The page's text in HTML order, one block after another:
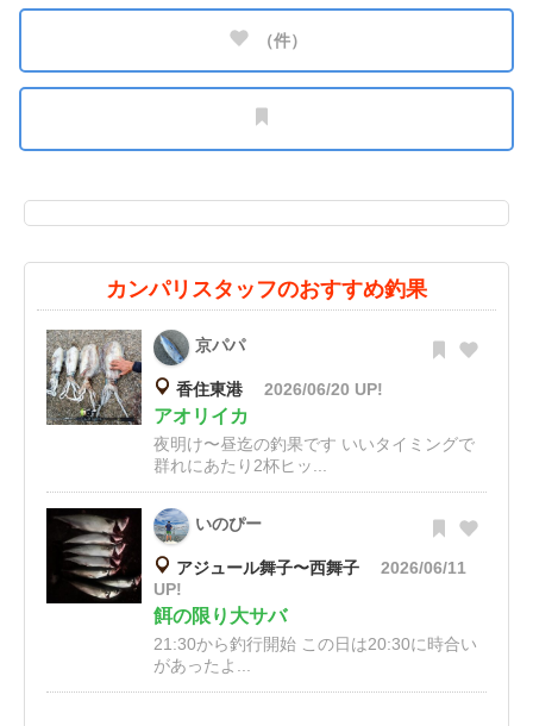
（件）
カンパリスタッフのおすすめ釣果
京パパ
香住東港 2026/06/20 UP!
アオリイカ
夜明け〜昼迄の釣果です いいタイミングで
群れにあたり2杯ヒッ...
いのぴー
アジュール舞子〜西舞子
2026/06/11
UP!
餌の限り大サバ
21:30から釣行開始 この日は20:30に時合い
があったよ...